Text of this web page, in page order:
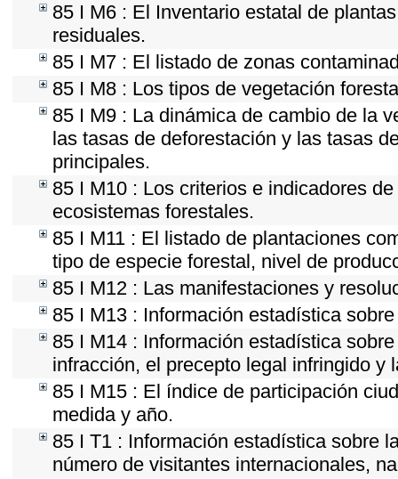
85 I M6 : El Inventario estatal de
residuales.
85 I M7 : El listado de zonas
85 I M8 : Los tipos de vegetación
85 I M9 : La dinámica de cambio de la
las tasas de deforestación y las tasas
principales.
85 I M10 : Los criterios e indicadores
ecosistemas forestales.
85 I M11 : El listado de plantaciones
tipo de especie forestal, nivel de
85 I M12 : Las manifestaciones y
85 I M13 : Información estadística
85 I M14 : Información estadística
infracción, el precepto legal infringido y
85 I M15 : El índice de participación
medida y año.
85 I T1 : Información estadística sobre
número de visitantes internacionales,